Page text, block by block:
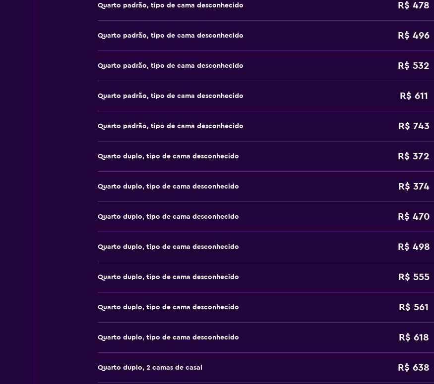
Quarto padrão, tipo de cama desconhecido R$ 478
Quarto padrão, tipo de cama desconhecido R$ 496
Quarto padrão, tipo de cama desconhecido R$ 532
Quarto padrão, tipo de cama desconhecido R$ 611
Quarto padrão, tipo de cama desconhecido R$ 743
Quarto duplo, tipo de cama desconhecido R$ 372
Quarto duplo, tipo de cama desconhecido R$ 374
Quarto duplo, tipo de cama desconhecido R$ 470
Quarto duplo, tipo de cama desconhecido R$ 498
Quarto duplo, tipo de cama desconhecido R$ 555
Quarto duplo, tipo de cama desconhecido R$ 561
Quarto duplo, tipo de cama desconhecido R$ 618
Quarto duplo, 2 camas de casal R$ 638